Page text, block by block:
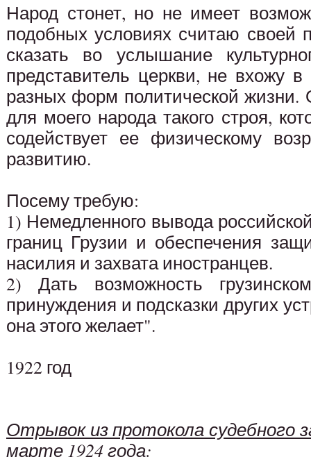
Народ стонет, но не имеет
подобных условиях считаю своей
сказать во услышание
представитель церкви, не вхожу
разных форм политической жизни.
для моего народа такого строя,
содействует ее физическому
развитию.
Посему требую:
1) Немедленного вывода
границ Грузии и обеспечения
насилия и захвата иностранцев.
2) Дать возможность
принуждения и подсказки других
она этого желает".
1922 год
Отрывок из протокола судебного
марте 1924 года: